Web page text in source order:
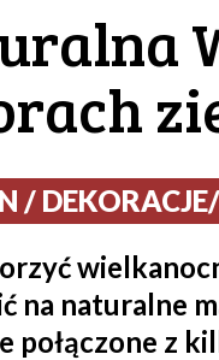
/
na naturalne
połączone z